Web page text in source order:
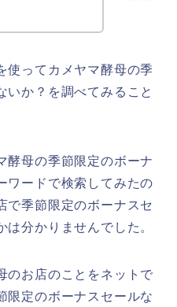
使ってカメヤマ酵母の季
いか？を調べてみること
酵母の季節限定のボーナ
ワードで検索してみたの
で季節限定のボーナスセ
分かりませんでした。
のお店のことをネットで
限定のボーナスセールな